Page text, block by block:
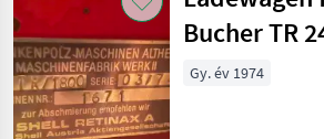
pótkocsi
Bucher TR
Gy. év 1974